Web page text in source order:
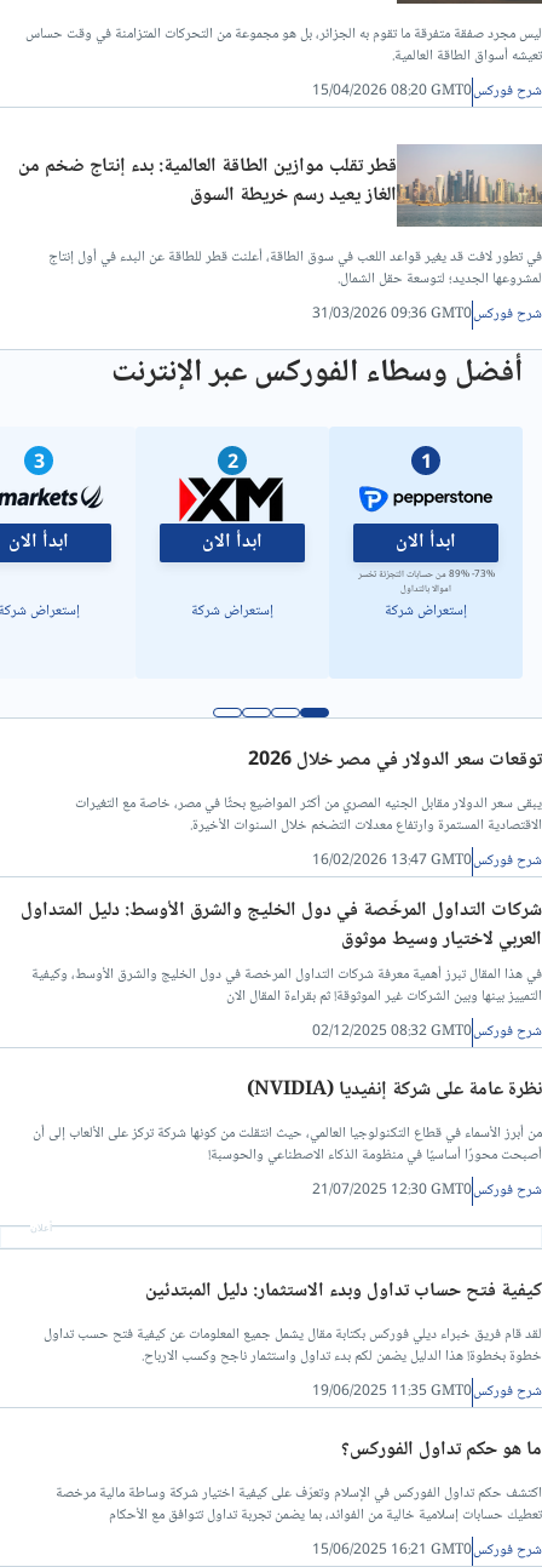
ليس مجرد صفقة متفرقة ما تقوم به الجزائر، بل هو مجموعة من التحركات المتزامنة في وقت حساس
تعيشه أسواق الطاقة العالمية.
شرح فوركس15/04/2026 08:20 GMT0
قطر تقلب موازين الطاقة العالمية: بدء إنتاج ضخم من
الغاز يعيد رسم خريطة السوق
في تطور لافت قد يغير قواعد اللعب في سوق الطاقة، أعلنت قطر للطاقة عن البدء في أول إنتاج
لمشروعها الجديد؛ لتوسعة حقل الشمال.
شرح فوركس31/03/2026 09:36 GMT0
أفضل وسطاء الفوركس عبر الإنترنت
1
ابدأ الان
73%- 89% من حسابات التجزئة تخسر
اموالا بالتداول
إستعراض شركة
2
ابدأ الان
إستعراض شركة
3
ابدأ الان
إستعراض
توقعات سعر الدولار في مصر خلال 2026
يبقى سعر الدولار مقابل الجنيه المصري من أكثر المواضيع بحثًا في مصر، خاصة مع التغيرات
الاقتصادية المستمرة وارتفاع معدلات التضخم خلال السنوات الأخيرة.
شرح فوركس16/02/2026 13:47 GMT0
شركات التداول المرخّصة في دول الخليج والشرق الأوسط: دليل المتداول
العربي لاختيار وسيط موثوق
في هذا المقال تبرز أهمية معرفة شركات التداول المرخصة في دول الخليج والشرق الأوسط، وكيفية
التمييز بينها وبين الشركات غير الموثوقة! ثم بقراءة المقال الان
شرح فوركس02/12/2025 08:32 GMT0
نظرة عامة على شركة إنفيديا (NVIDIA)
من أبرز الأسماء في قطاع التكنولوجيا العالمي، حيث انتقلت من كونها شركة تركز على الألعاب إلى أن
أصبحت محورًا أساسيًا في منظومة الذكاء الاصطناعي والحوسبة!
شرح فوركس21/07/2025 12:30 GMT0
أعلان
كيفية فتح حساب تداول وبدء الاستثمار: دليل المبتدئين
لقد قام فريق خبراء ديلي فوركس بكتابة مقال يشمل جميع المعلومات عن كيفية فتح حسب تداول
خطوة بخطوة! هذا الدليل يضمن لكم بدء تداول واستثمار ناجح وكسب الارباح.
شرح فوركس19/06/2025 11:35 GMT0
ما هو حكم تداول الفوركس؟
اكتشف حكم تداول الفوركس في الإسلام وتعرّف على كيفية اختيار شركة وساطة مالية مرخصة
تعطيك حسابات إسلامية خالية من الفوائد، بما يضمن تجربة تداول تتوافق مع الأحكام
شرح فوركس15/06/2025 16:21 GMT0